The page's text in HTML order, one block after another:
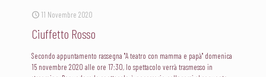
11 Novembre 2020
Ciuffetto Rosso
Secondo appuntamento rassegna "A teatro con mamma e papà" domenica
15 novembre 2020 alle ore 17:30, lo spettacolo verrà trasmesso in